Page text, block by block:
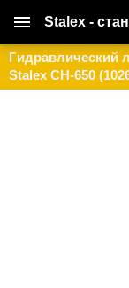
Stalex -
Гидравлический
Stalex CH-650